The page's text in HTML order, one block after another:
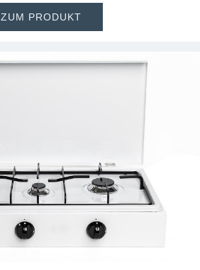
ZUM PRODUKT